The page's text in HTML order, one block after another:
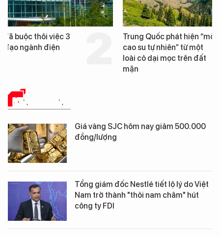
Trung Quốc phát hiện “mỏ
cao su tự nhiên” từ một
Loạt dự án bất động
Đà Nẵng sắp bị kiểm
KINH DOANH
Giá vàng SJC hôm nay giảm 500.000
đồng/lượng
Tổng giám đốc Nestlé tiết lộ lý do Việt
Nam trở thành "thỏi nam châm" hút
công ty FDI